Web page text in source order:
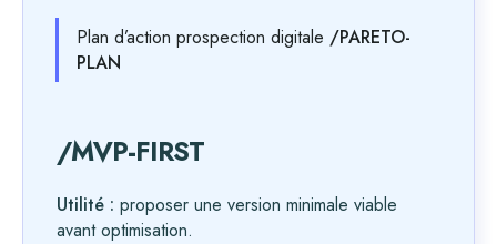
Plan d’action prospection digitale /PARETO-
PLAN
/MVP-FIRST
Utilité : proposer une version minimale viable
avant optimisation.